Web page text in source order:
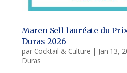
Maren Sell lauréate du
Duras 2026
par Cocktail & Culture | Jan 13,
Duras